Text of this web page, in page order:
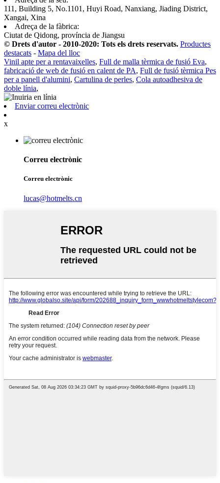
111, Building 5, No.1101, Huyi Road, Nanxiang, Jiading District,
Xangai, Xina
Adreça de la fàbrica:
Ciutat de Qidong, província de Jiangsu
© Drets d'autor - 2010-2020: Tots els drets reservats. Productes
destacats - Mapa del lloc
Vinil apte per a rentavaixelles, Full de malla tèrmica de fusió Eva,
fabricació de web de fusió en calent de PA, Full de fusió tèrmica Pes
per a panell d'alumini, Cartulina de perles, Cola autoadhesiva de
doble línia,
Enviar correu electrònic
x
Correu electrònic
Correu electrònic
lucas@hotmelts.cn